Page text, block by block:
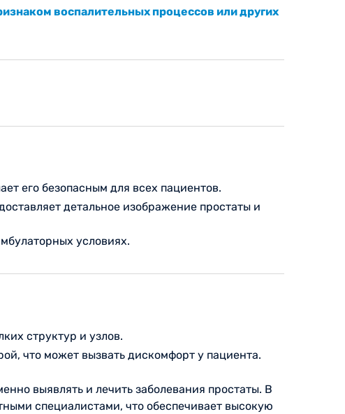
воспалительных процессов или других
его безопасным для всех пациентов.
детальное изображение простаты и
условиях.
структур и узлов.
что может вызвать дискомфорт у пациента.
выявлять и лечить заболевания простаты. В
специалистами, что обеспечивает высокую